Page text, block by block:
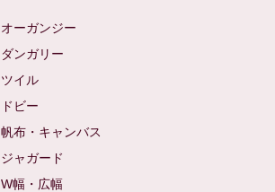
オーガンジー
ダンガリー
ツイル
ドビー
帆布・キャンバス
ジャガード
W幅・広幅